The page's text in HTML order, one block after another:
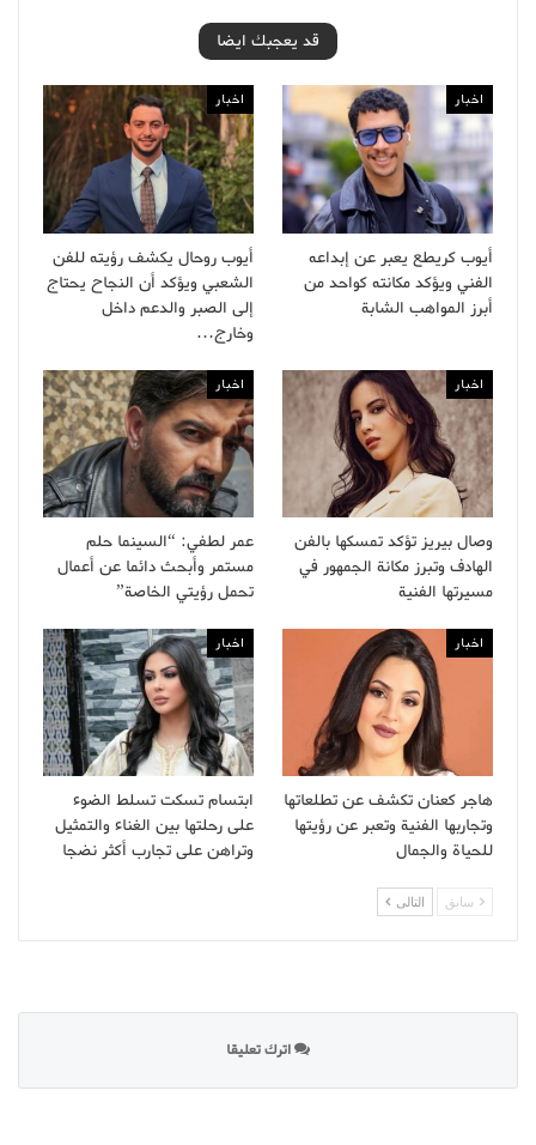
قد يعجبك ايضا
اخبار
أيوب كريطع يعبر عن إبداعه
الفني ويؤكد مكانته كواحد من
أبرز المواهب الشابة
اخبار
أيوب روحال يكشف رؤيته للفن
الشعبي ويؤكد أن النجاح يحتاج
إلى الصبر والدعم داخل
وخارج…
اخبار
وصال بيريز تؤكد تمسكها بالفن
الهادف وتبرز مكانة الجمهور في
مسيرتها الفنية
اخبار
عمر لطفي: “السينما حلم
مستمر وأبحث دائما عن أعمال
تحمل رؤيتي الخاصة”
اخبار
هاجر كعنان تكشف عن تطلعاتها
وتجاربها الفنية وتعبر عن رؤيتها
للحياة والجمال
اخبار
ابتسام تسكت تسلط الضوء
على رحلتها بين الغناء والتمثيل
وتراهن على تجارب أكثر نضجا
سابق التالى
اترك تعليقا